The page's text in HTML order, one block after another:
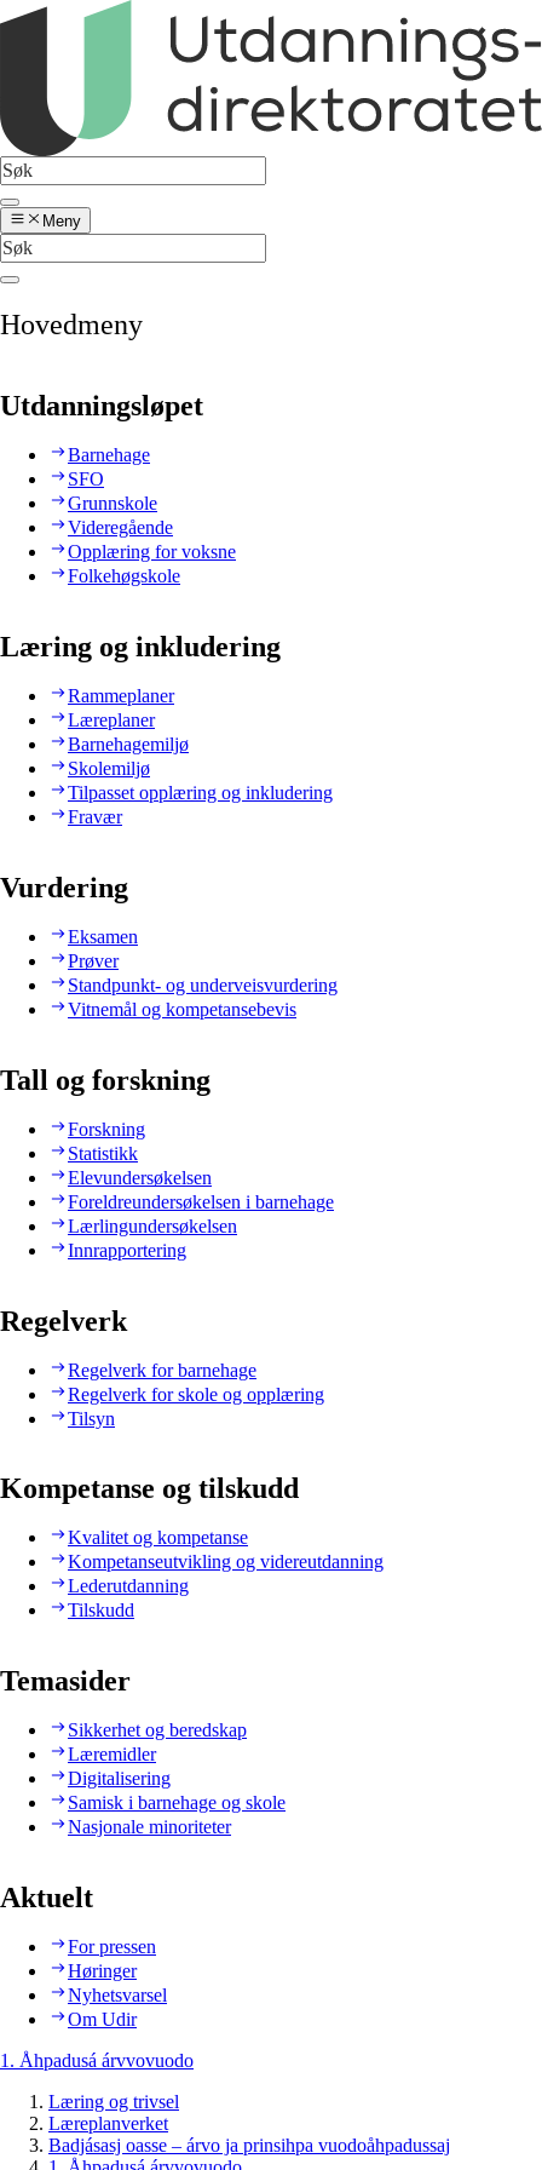
Meny
Hovedmeny
Utdanningsløpet
Barnehage
SFO
Grunnskole
Videregående
Opplæring for voksne
Folkehøgskole
Læring og inkludering
Rammeplaner
Læreplaner
Barnehagemiljø
Skolemiljø
Tilpasset opplæring og inkludering
Fravær
Vurdering
Eksamen
Prøver
Standpunkt- og underveisvurdering
Vitnemål og kompetansebevis
Tall og forskning
Forskning
Statistikk
Elevundersøkelsen
Foreldreundersøkelsen i barnehage
Lærlingundersøkelsen
Innrapportering
Regelverk
Regelverk for barnehage
Regelverk for skole og opplæring
Tilsyn
Kompetanse og tilskudd
Kvalitet og kompetanse
Kompetanseutvikling og videreutdanning
Lederutdanning
Tilskudd
Temasider
Sikkerhet og beredskap
Læremidler
Digitalisering
Samisk i barnehage og skole
Nasjonale minoriteter
Aktuelt
For pressen
Høringer
Nyhetsvarsel
Om Udir
1. Åhpadusá árvvovuodo
Læring og trivsel
Læreplanverket
Badjásasj oasse – árvo ja prinsihpa vuodoåhpadussaj